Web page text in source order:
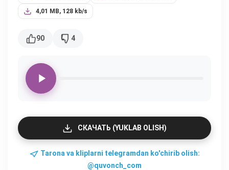
4,01 MB, 128 kb/s
90 4
СКАЧАТЬ (YUKLAB OLISH)
Tarona va kliplarni telegramdan ko'chirib olish:
@quvonch_com